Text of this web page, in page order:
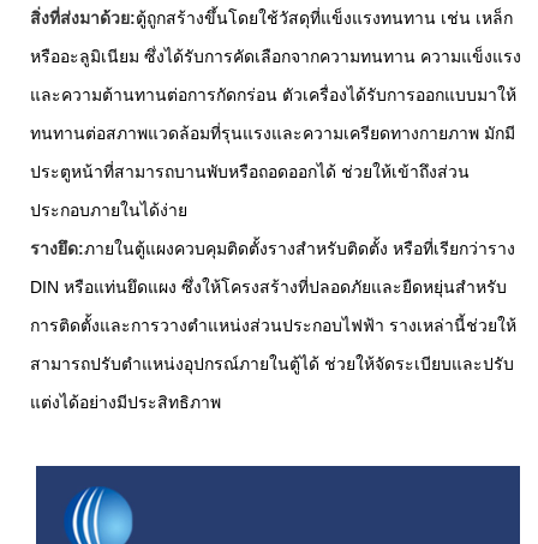
สิ่งที่ส่งมาด้วย:ตู้ถูกสร้างขึ้นโดยใช้วัสดุที่แข็งแรงทนทาน เช่น เหล็ก
หรืออะลูมิเนียม ซึ่งได้รับการคัดเลือกจากความทนทาน ความแข็งแรง
และความต้านทานต่อการกัดกร่อน ตัวเครื่องได้รับการออกแบบมาให้
ทนทานต่อสภาพแวดล้อมที่รุนแรงและความเครียดทางกายภาพ มักมี
ประตูหน้าที่สามารถบานพับหรือถอดออกได้ ช่วยให้เข้าถึงส่วน
ประกอบภายในได้ง่าย
รางยึด:ภายในตู้แผงควบคุมติดตั้งรางสำหรับติดตั้ง หรือที่เรียกว่าราง
DIN หรือแท่นยึดแผง ซึ่งให้โครงสร้างที่ปลอดภัยและยืดหยุ่นสำหรับ
การติดตั้งและการวางตำแหน่งส่วนประกอบไฟฟ้า รางเหล่านี้ช่วยให้
สามารถปรับตำแหน่งอุปกรณ์ภายในตู้ได้ ช่วยให้จัดระเบียบและปรับ
แต่งได้อย่างมีประสิทธิภาพ